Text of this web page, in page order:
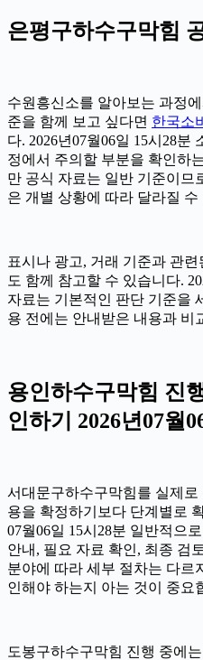
은평구하수구막힘
수원흥신소를 알아보는 과정
준을 함께 보고 싶다면 한국소
다. 2026년07월06일 15시28분
정에서 주의할 부분을 확인하
만 공식 자료는 일반 기준이므
은 개별 상황에 따라 달라질 수
표시나 광고, 거래 기준과 관련
도 함께 참고할 수 있습니다.
자료는 기본적인 판단 기준을
용 전에는 안내받은 내용과 비
용인하수구막힘 진
인하기 2026년07월
서대문구하수구막힘를 실제
용을 확정하기보다 단계별로
07월06일 15시28분 일반적으
안내, 필요 자료 확인, 최종 검
분야에 따라 세부 절차는 다르
인해야 하는지 아는 것이 중요
도봉구하수구막힘 진행 중에